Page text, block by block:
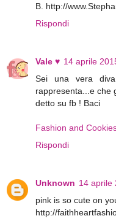
B. http://
Rispondi
Vale ♥ 14 aprile
Sei una vera
rappresenta...e che
detto su fb ! Baci
Fashion and
Rispondi
Unknown 14 aprile
pink is so cute on
http://